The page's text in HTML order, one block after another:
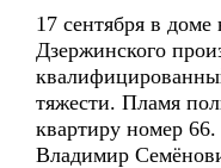
17 сентября в
Дзержинского
тяжести. Пламя
квартиру номер
Владимир